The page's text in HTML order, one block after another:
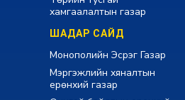
хамгаалалтын газар
ШАДАР САЙД
Монополийн Эсрэг Газар
Мэргэжлийн хяналтын
ерөнхий газар